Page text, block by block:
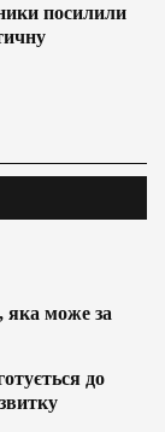
посилили
яка може за
до